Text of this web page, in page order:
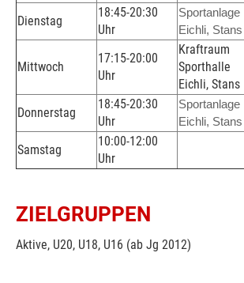
Dienstag
18:45-20:30
Uhr
Sportanlage
Eichli, Stans
Mittwoch
17:15-20:00
Uhr
Kraftraum
Sporthalle
Eichli, Stans
Donnerstag
18:45-20:30
Uhr
Sportanlage
Eichli, Stans
Samstag
10:00-12:00
Uhr
ZIELGRUPPEN
Aktive, U20, U18, U16 (ab Jg 2012)